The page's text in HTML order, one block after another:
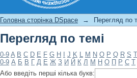
Головна сторінка DSpace → Перегляд по
Перегляд по темі
0-9 A B C D E F G H J K L M N O P Q R S T
0-9 А Б В Г Д Е Ж З И Й К Л М Н О П Р С Т
Або введіть перші кілька букв: